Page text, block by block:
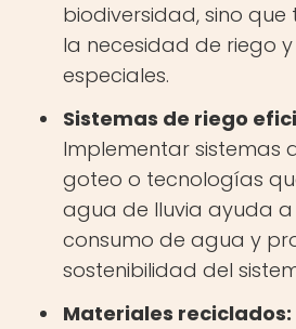
biodiversidad, sino
la necesidad de riego
especiales.
Sistemas de riego
Implementar sistemas
goteo o tecnologías
agua de lluvia ayuda a
consumo de agua y
sostenibilidad del
Materiales reciclados: